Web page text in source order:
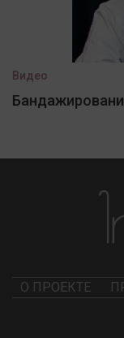
Видео
О ПРОЕКТЕ